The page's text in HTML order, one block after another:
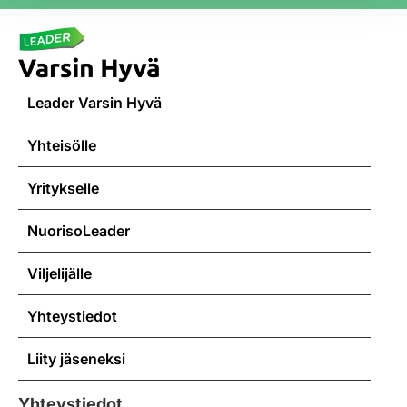
Leader Varsin Hyvä
Yhteisölle
Yritykselle
NuorisoLeader
Viljelijälle
Yhteystiedot
Liity jäseneksi